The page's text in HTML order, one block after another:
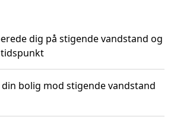
dig på stigende vandstand og
bolig mod stigende vandstand